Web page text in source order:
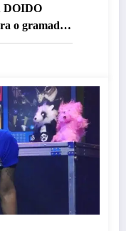
DOIDO
o gramado